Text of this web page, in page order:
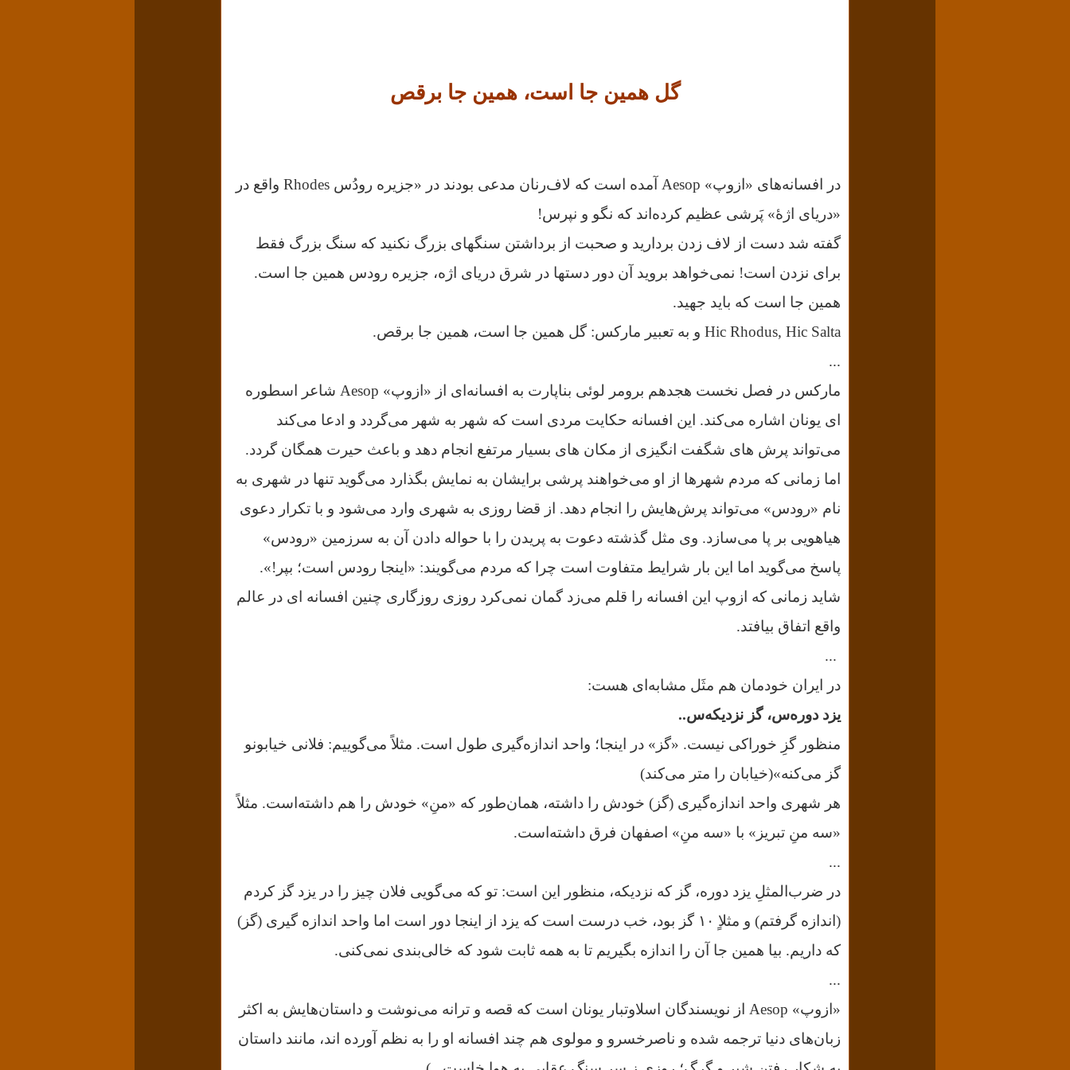
گل همین جا است، همین جا برقص
در افسانه‌های «ازوپ» Aesop آمده است که لاف‌رنان مدعى بودند در «جزیره رودُس Rhodes واقع در
«دریای اژۀ» پَرشى عظیم کرده‌اند که نگو و نپرس!
گفته شد دست از لاف زدن بردارید و صحبت از برداشتن سنگهای بزرگ نکنید که سنگ بزرگ فقط
برای نزدن است! نمی‌خواهد بروید آن دور دستها در شرق دریای اژه، جزیره رودس همین جا است.
همین جا است که باید جهید.
Hic Rhodus, Hic Salta و به تعبیر مارکس: گل همین جا است، همین جا برقص.
...
مارکس در فصل نخست هجدهم برومر لوئی بناپارت به افسانه‌ای از «ازوپ» Aesop شاعر اسطوره
ای یونان اشاره می‌کند. این افسانه حکایت مردی است که شهر به شهر می‌گردد و ادعا می‌کند
می‌تواند پرش های شگفت انگیزی از مکان های بسیار مرتفع انجام دهد و باعث حیرت همگان گردد.
اما زمانی که مردم شهرها از او می‌خواهند پرشی برایشان به نمایش بگذارد می‌گوید تنها در شهری به
نام «رودس» می‌تواند پرش‌هایش را انجام دهد. از قضا روزی به شهری وارد می‌شود و با تکرار دعوی
هیاهویی بر پا می‌سازد. وی مثل گذشته دعوت به پریدن را با حواله دادن آن به سرزمین «رودس»
پاسخ می‌گوید اما این بار شرایط متفاوت است چرا که مردم می‌گویند: «اینجا رودس است؛ بپر!».
شاید زمانی که ازوپ این افسانه را قلم می‌زد گمان نمی‌کرد روزی روزگاری چنین افسانه ای در عالم
واقع اتفاق بیافتد.
...
در ایران خودمان هم مثَل مشابه‌ای هست:
یزد دوره‌س، گز نزدیکه‌س..
منظور گزِ خوراکی نیست. «گز» در اینجا؛ واحد اندازه‌گیری طول است. مثلاً می‌گوییم: فلانی خیابونو
گز می‌کنه»(خیابان را متر می‌کند)
هر شهری واحد اندازه‌گیری (گز) خودش را داشته، همان‌طور که «منِ» خودش را هم داشته‌است. مثلاً
«سه منِ تبریز» با «سه منِ» اصفهان فرق داشته‌است.
...
در ضرب‌المثلِ یزد دوره، گز که نزدیکه، منظور این است: تو که می‌گویی فلان چیز را در یزد گز کردم
(اندازه گرفتم) و مثلاٍ ۱۰ گز بود، خب درست است که یزد از اینجا دور است اما واحد اندازه گیری (گز)
که داریم. بیا همین جا آن را اندازه بگیریم تا به همه ثابت شود که خالی‌بندی نمی‌کنی.
...
«ازوپ» Aesop از نویسندگان اسلاوتبار یونان است که قصه و ترانه می‌نوشت و داستان‌هایش به اکثر
زبان‌های دنیا ترجمه شده و ناصرخسرو و مولوی هم چند افسانه‌ او را به نظم آورده اند، مانند داستان